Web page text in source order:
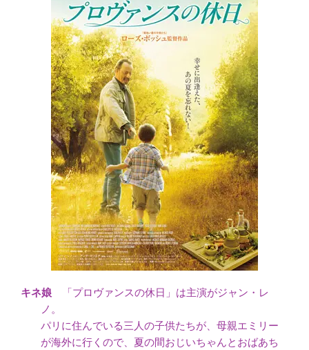
「プロヴァンスの休日」は主演がジャン・レ
ノ。
パリに住んでいる三人の子供たちが、母親エミリー
が海外に行くので、夏の間おじいちゃんとおばあち